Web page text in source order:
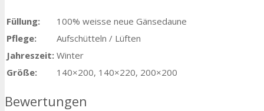
Füllung:
100% weisse neue Gänsedaune
Pflege:
Aufschütteln / Lüften
Jahreszeit: Winter
Größe:
140×200, 140×220, 200×200
Bewertungen